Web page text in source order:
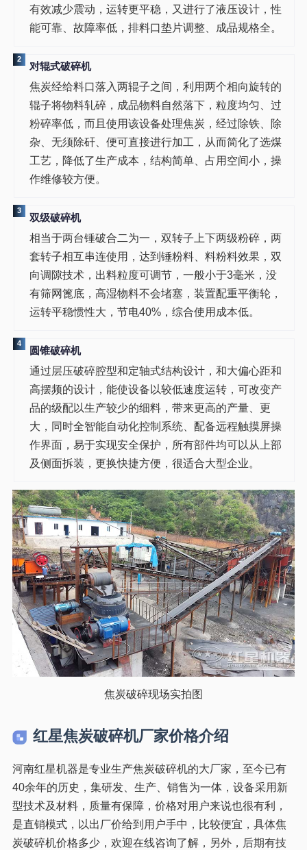
有效减少震动，运转更平稳，又进行了液压设计，性
能可靠、故障率低，排料口垫片调整、成品规格全。
2
对辊式破碎机
焦炭经给料口落入两辊子之间，利用两个相向旋转的
辊子将物料轧碎，成品物料自然落下，粒度均匀、过
粉碎率低，而且使用该设备处理焦炭，经过除铁、除
杂、无须除矸、便可直接进行加工，从而简化了选煤
工艺，降低了生产成本，结构简单、占用空间小，操
作维修较方便。
3
双级破碎机
相当于两台锤破合二为一，双转子上下两级粉碎，两
套转子相互串连使用，达到锤粉料、料粉料效果，双
向调隙技术，出料粒度可调节，一般小于3毫米，没
有筛网篦底，高湿物料不会堵塞，装置配重平衡轮，
运转平稳惯性大，节电40%，综合使用成本低。
4
圆锥破碎机
通过层压破碎腔型和定轴式结构设计，和大偏心距和
高摆频的设计，能使设备以较低速度运转，可改变产
品的级配以生产较少的细料，带来更高的产量、更
大，同时全智能自动化控制系统、配备远程触摸屏操
作界面，易于实现安全保护，所有部件均可以从上部
及侧面拆装，更换快捷方便，很适合大型企业。
焦炭破碎现场实拍图
红星焦炭破碎机厂家价格介绍
河南红星机器是专业生产焦炭破碎机的大厂家，至今已有
40余年的历史，集研发、生产、销售为一体，设备采用新
型技术及材料，质量有保障，价格对用户来说也很有利，
是直销模式，以出厂价给到用户手中，比较便宜，具体焦
炭破碎机价格多少，欢迎在线咨询了解，另外，后期有技